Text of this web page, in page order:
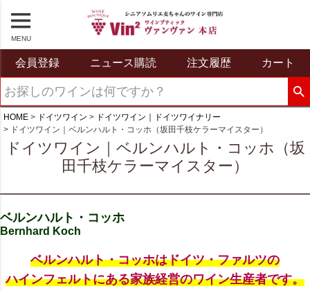
MENU
会員登録 ニュース購読 注文履歴 カート
HOME ドイツワイン
ドイツワイン｜ドイツワイナリー
ドイツワイン｜ベルンハルト・コッホ（坂田千枝ケラーマイスター）
ドイツワイン｜ベルンハルト・コッホ（坂
田千枝ケラーマイスター）
ベルンハルト・コッホ
Bernhard Koch
ベルンハルト・コッホはドイツ・ファルツの
ハインフェルトにある家族経営のワイン生産者です。